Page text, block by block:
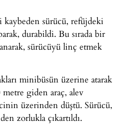
sürücü, refüjdeki
durabildi. Bu sırada bir
sürücüyü linç etmek
minibüsün üzerine atarak
metre giden araç, alev
üzerinden düştü. Sürücü,
zorlukla çıkartıldı.